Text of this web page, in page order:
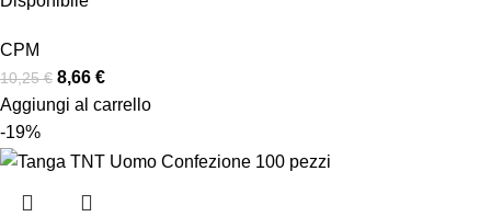
CPM
10,25€ 8,66 €
Aggiungi al carrello
-19%